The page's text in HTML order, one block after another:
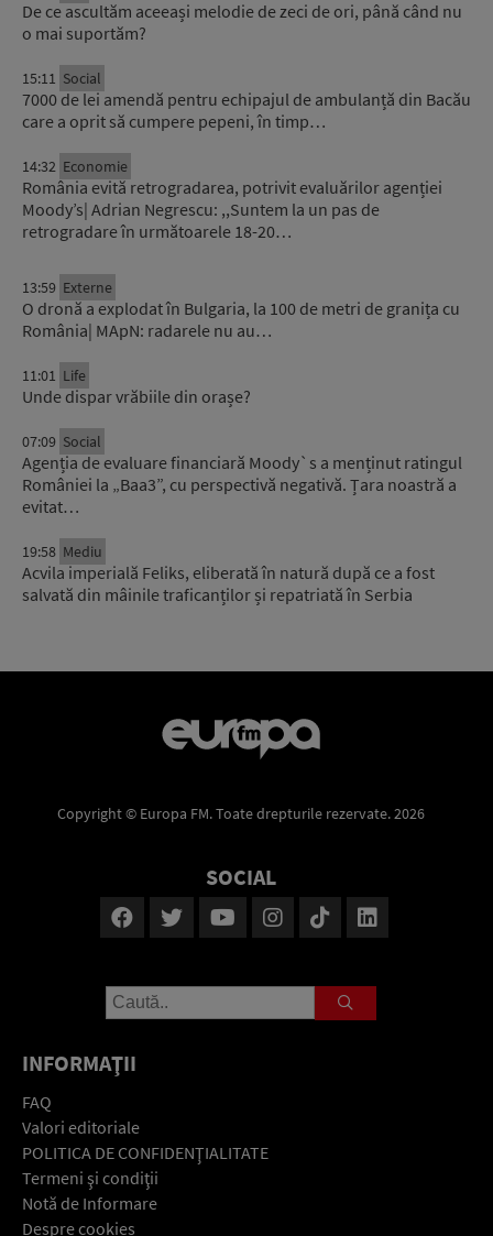
De ce ascultăm aceeași melodie de zeci de ori, până când nu
o mai suportăm?
15:11 Social
7000 de lei amendă pentru echipajul de ambulanță din Bacău
care a oprit să cumpere pepeni, în timp…
14:32 Economie
România evită retrogradarea, potrivit evaluărilor agenției
Moody’s| Adrian Negrescu: ,,Suntem la un pas de
retrogradare în următoarele 18-20…
13:59 Externe
O dronă a explodat în Bulgaria, la 100 de metri de granița cu
România| MApN: radarele nu au…
11:01 Life
Unde dispar vrăbiile din orașe?
07:09 Social
Agenția de evaluare financiară Moody`s a menținut ratingul
României la „Baa3”, cu perspectivă negativă. Țara noastră a
evitat…
19:58 Mediu
Acvila imperială Feliks, eliberată în natură după ce a fost
salvată din mâinile traficanților și repatriată în Serbia
Copyright © Europa FM. Toate drepturile rezervate. 2026
SOCIAL
INFORMAŢII
FAQ
Valori editoriale
POLITICA DE CONFIDENŢIALITATE
Termeni şi condiţii
Notă de Informare
Despre cookies